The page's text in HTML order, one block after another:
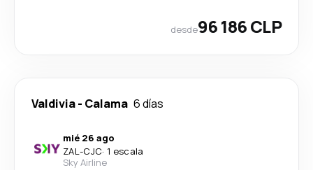
desde96 186 CLP
Valdivia- Calama 6 días
mié 26 ago
ZAL-CJC· 1 escala
Sky Airline